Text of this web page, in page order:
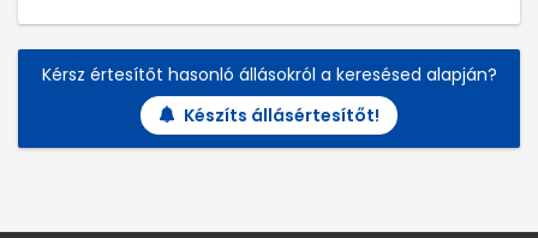
Kérsz értesítőt hasonló állásokról a keresésed alapján?
Készíts állásértesítőt!